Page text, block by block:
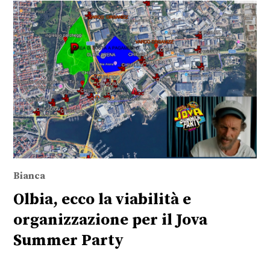
Bianca
Olbia, ecco la viabilità e
organizzazione per il Jova
Summer Party